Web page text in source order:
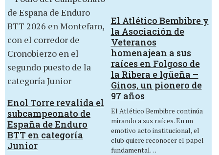
Enol Torre revalida el
subcampeonato de
España de Enduro
BTT en categoría
Junior
El Atlético Bembibre y
la Asociación de
Veteranos
homenajean a sus
raíces en Folgoso de
la Ribera e Igüeña –
Ginos, un pionero de
97 años
El Atlético Bembibre continúa
mirando a sus raíces. En un
emotivo acto institucional, el
club quiere reconocer el papel
fundamental…